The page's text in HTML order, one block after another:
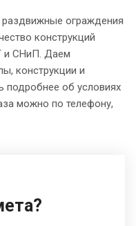
ограждения
конструкций
и СНиП. Даем
конструкции и
подробнее об условиях
можно по телефону,